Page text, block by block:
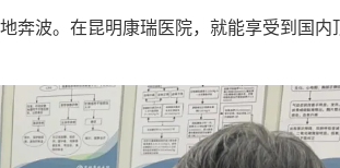
奔波。在昆明康瑞医院，就能享受到国内